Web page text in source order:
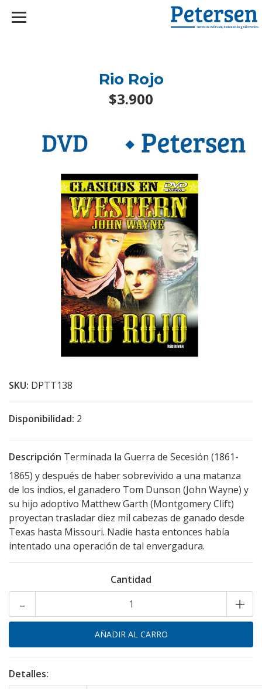
Rio Rojo
$3.900
SKU: DPTT138
Disponibilidad: 2
Descripción Terminada la Guerra de Secesión (1861-
1865) y después de haber sobrevivido a una matanza
de los indios, el ganadero Tom Dunson (John Wayne) y
su hijo adoptivo Matthew Garth (Montgomery Clift)
proyectan trasladar diez mil cabezas de ganado desde
Texas hasta Missouri. Nadie hasta entonces había
intentado una operación de tal envergadura.
Cantidad
+
-
Detalles: